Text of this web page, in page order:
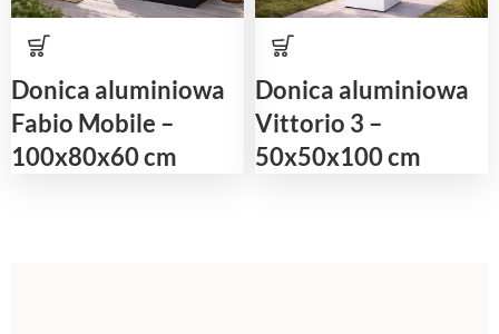
Donica aluminiowa
Fabio Mobile –
100x80x60 cm
Donica aluminiowa
Vittorio 3 –
50x50x100 cm